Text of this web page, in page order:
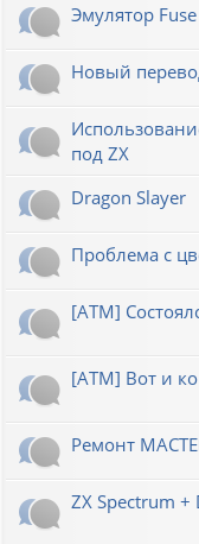
Эмулятор Fuse
Новый
под ZX
Dragon Slayer
Проблема с
[ATM]
[ATM] Вот и
Ремонт
ZX Spectrum